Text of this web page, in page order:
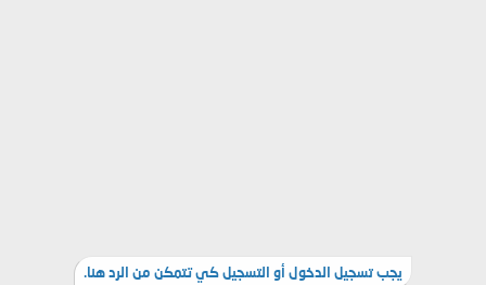
يجب تسجيل الدخول أو التسجيل كي تتمكن من الرد هنا.